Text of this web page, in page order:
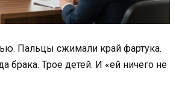
Пальцы сжимали край фартука.
брака. Трое детей. И «ей ничего не